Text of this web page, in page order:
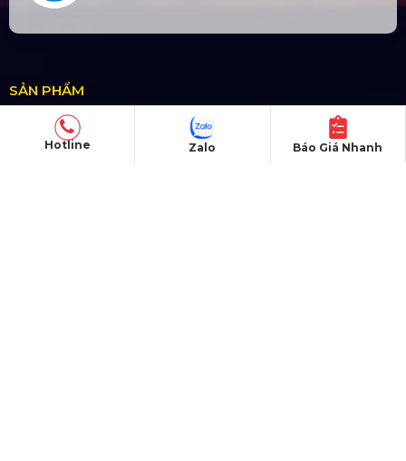
SẢN PHẨM
Thiết bị âm thanh
Thiết bị ánh sáng
Hotline Báo Giá Nhanh
Zalo